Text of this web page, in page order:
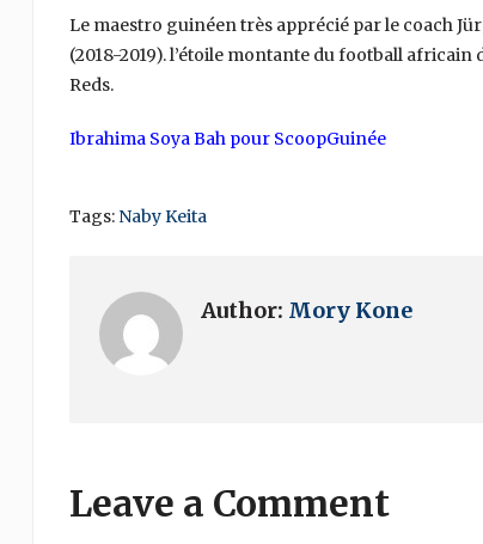
Le maestro guinéen très apprécié par le coach
(2018-2019). l’étoile montante du football
Reds.
Ibrahima Soya Bah pour ScoopGuinée
Tags: Naby Keita
Author: Mory Kone
Leave a Comment